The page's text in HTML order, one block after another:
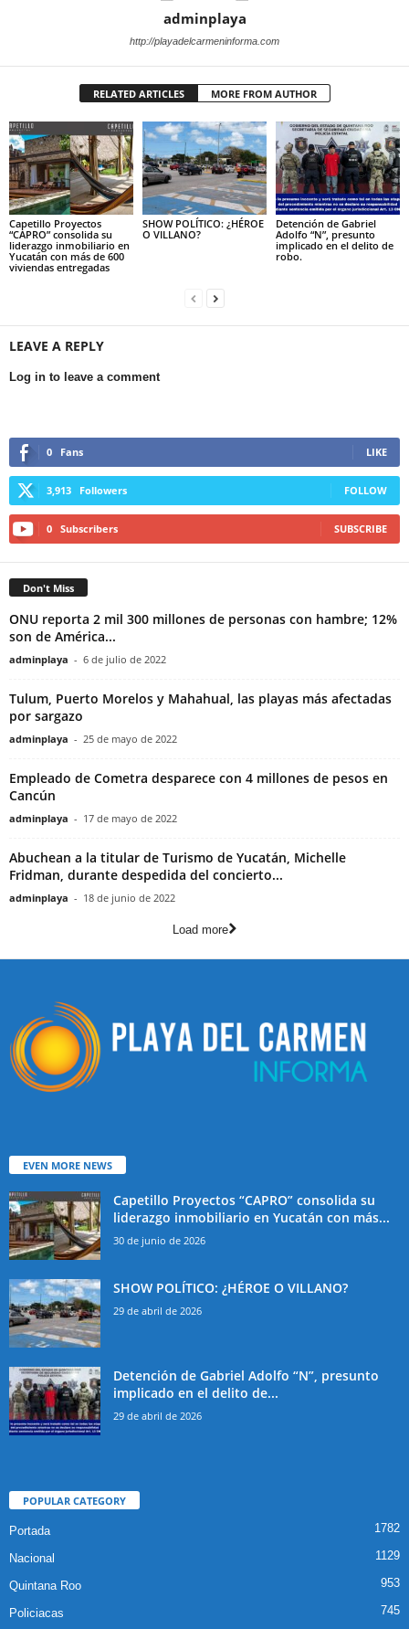
adminplaya
http://playadelcarmeninforma.com
RELATED ARTICLES MORE FROM AUTHOR
Capetillo Proyectos
“CAPRO” consolida su
liderazgo inmobiliario en
Yucatán con más de 600
viviendas entregadas
SHOW POLÍTICO: ¿HÉROE
O VILLANO?
Detención de Gabriel
Adolfo “N”, presunto
implicado en el delito de
robo.
LEAVE A REPLY
Log in to leave a comment
0 Fans LIKE
3,913 Followers FOLLOW
0 Subscribers SUBSCRIBE
Don't Miss
ONU reporta 2 mil 300 millones de personas con hambre; 12%
son de América...
adminplaya - 6 de julio de 2022
Tulum, Puerto Morelos y Mahahual, las playas más afectadas
por sargazo
adminplaya - 25 de mayo de 2022
Empleado de Cometra desparece con 4 millones de pesos en
Cancún
adminplaya - 17 de mayo de 2022
Abuchean a la titular de Turismo de Yucatán, Michelle
Fridman, durante despedida del concierto...
adminplaya - 18 de junio de 2022
Load more
EVEN MORE NEWS
Capetillo Proyectos “CAPRO” consolida su
liderazgo inmobiliario en Yucatán con más...
30 de junio de 2026
SHOW POLÍTICO: ¿HÉROE O VILLANO?
29 de abril de 2026
Detención de Gabriel Adolfo “N”, presunto
implicado en el delito de...
29 de abril de 2026
POPULAR CATEGORY
Portada 1782
Nacional 1129
Quintana Roo 953
Policiacas 745